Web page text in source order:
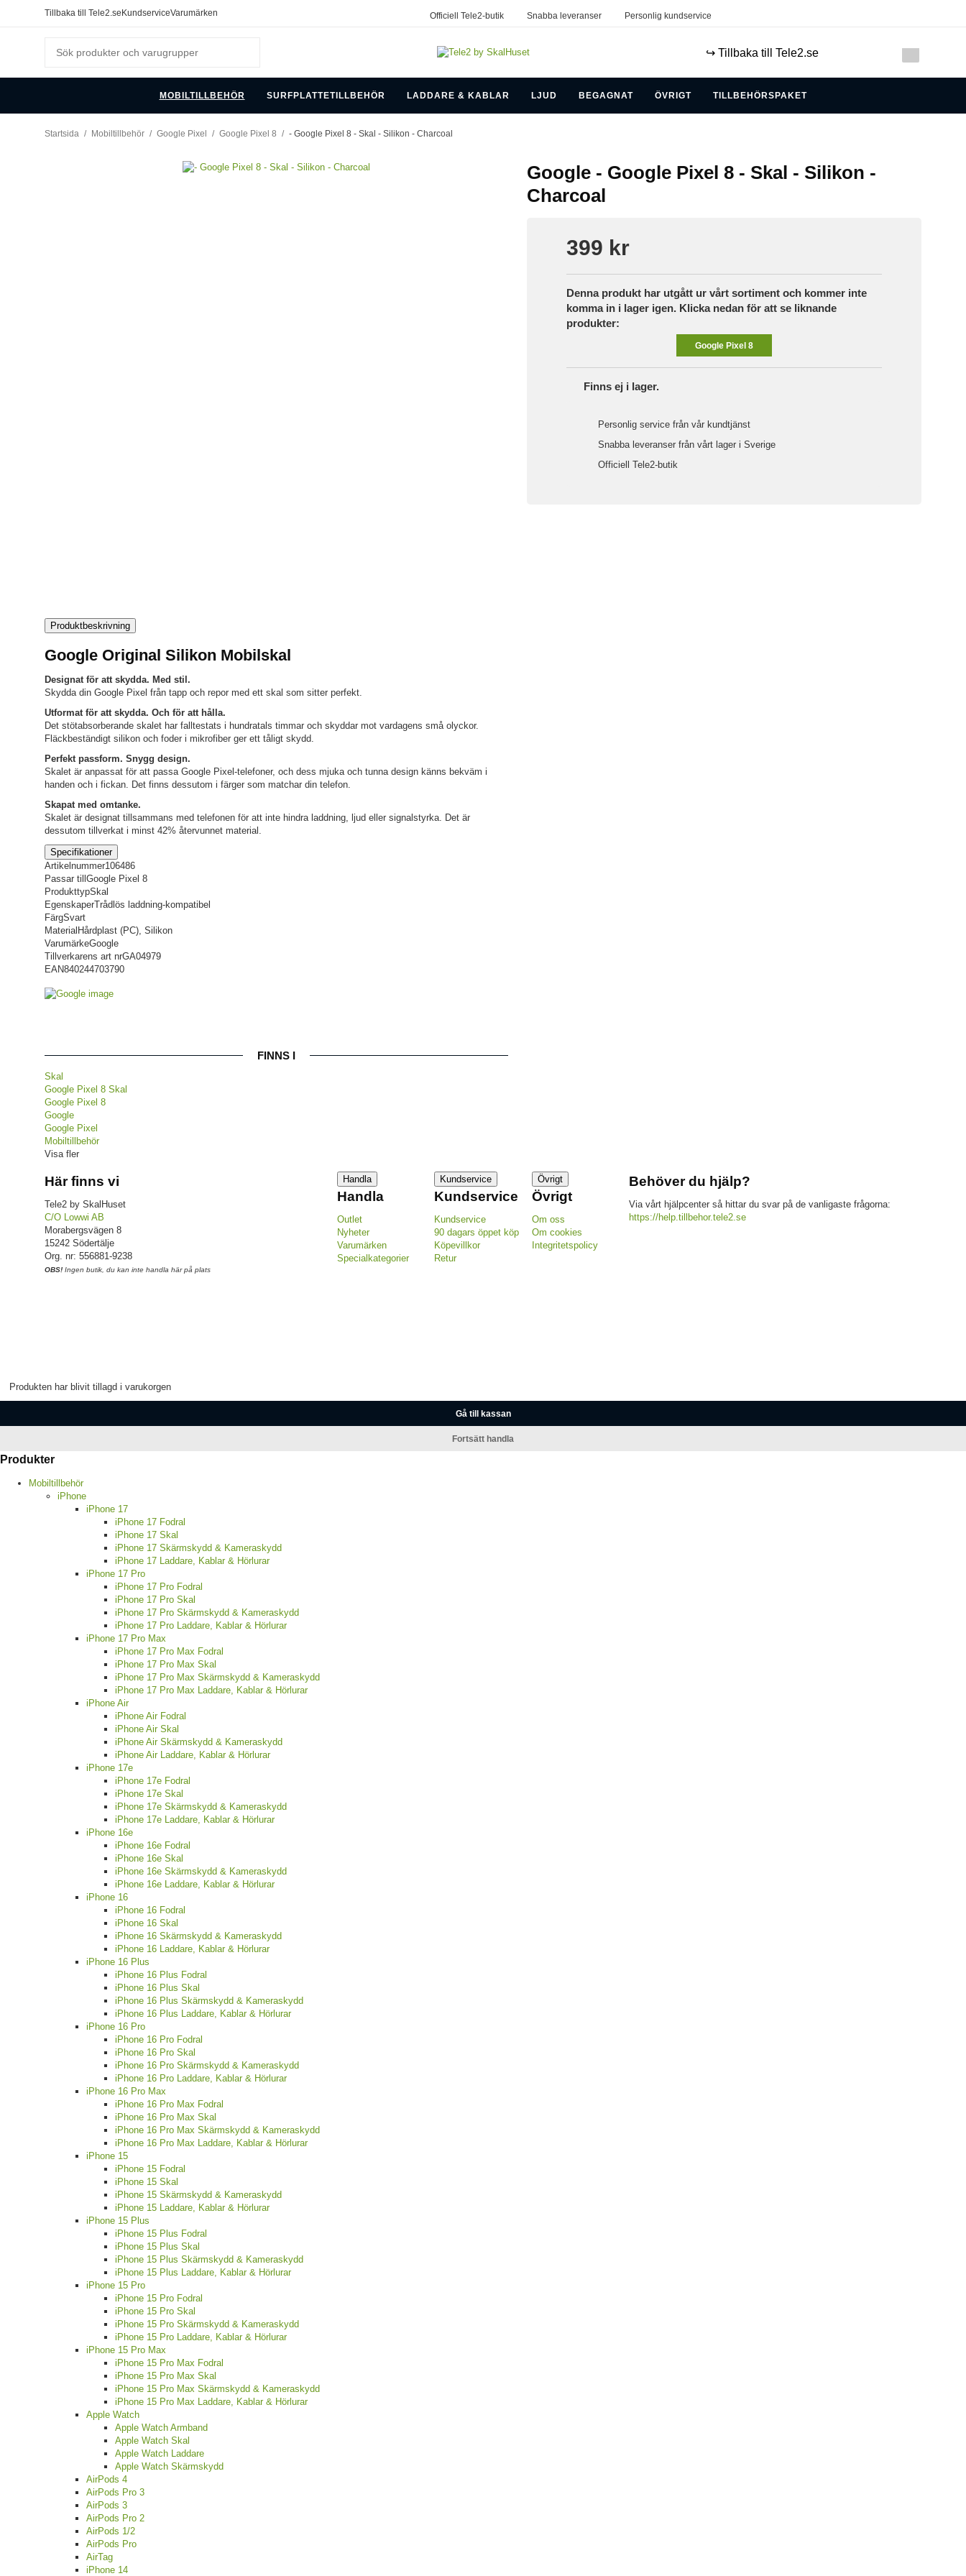
Tillbaka till Tele2.se KundserviceVarumärken Officiell Tele2-butik Snabba leveranser Personlig kundservice
↪️ Tillbaka till Tele2.se
MOBILTILLBEHÖR SURFPLATTETILLBEHÖR LADDARE & KABLAR LJUD BEGAGNAT ÖVRIGT TILLBEHÖRSPAKET
Startsida / Mobiltillbehör / Google Pixel / Google Pixel 8 / - Google Pixel 8 - Skal - Silikon - Charcoal
Google - Google Pixel 8 - Skal - Silikon -
Charcoal
399 kr
Denna produkt har utgått ur vårt sortiment och kommer inte
komma in i lager igen. Klicka nedan för att se liknande
produkter:
Google Pixel 8
Finns ej i lager.
Personlig service från vår kundtjänst
Snabba leveranser från vårt lager i Sverige
Officiell Tele2-butik
Produktbeskrivning
Google Original Silikon Mobilskal
Designat för att skydda. Med stil.
Skydda din Google Pixel från tapp och repor med ett skal som sitter perfekt.
Utformat för att skydda. Och för att hålla.
Det stötabsorberande skalet har falltestats i hundratals timmar och skyddar mot vardagens små olyckor.
Fläckbeständigt silikon och foder i mikrofiber ger ett tåligt skydd.
Perfekt passform. Snygg design.
Skalet är anpassat för att passa Google Pixel-telefoner, och dess mjuka och tunna design känns bekväm i
handen och i fickan. Det finns dessutom i färger som matchar din telefon.
Skapat med omtanke.
Skalet är designat tillsammans med telefonen för att inte hindra laddning, ljud eller signalstyrka. Det är
dessutom tillverkat i minst 42% återvunnet material.
Specifikationer
Artikelnummer106486
Passar till Google Pixel 8
ProdukttypSkal
EgenskaperTrådlös laddning-kompatibel
FärgSvart
Material Hårdplast (PC), Silikon
VarumärkeGoogle
Tillverkarens art nrGA04979
EAN840244703790
FINNS I
Skal
Google Pixel 8 Skal
Google Pixel 8
Google
Google Pixel
Mobiltillbehör
Visa fler
Här finns vi
Tele2 by SkalHuset
C/O Lowwi AB
Morabergsvägen 8
15242 Södertälje
Org. nr: 556881-9238
OBS! Ingen butik, du kan inte handla här på plats
Handla
Handla
Outlet
Nyheter
Varumärken
Specialkategorier
Kundservice
Kundservice
Kundservice
90 dagars öppet köp
Köpevillkor
Retur
Övrigt
Övrigt
Om oss
Om cookies
Integritetspolicy
Behöver du hjälp?
Via vårt hjälpcenter så hittar du svar på de vanligaste frågorna:
https://help.tillbehor.tele2.se
Produkten har blivit tillagd i varukorgen
Gå till kassan
Fortsätt handla
Produkter
Mobiltillbehör
iPhone
iPhone 17
iPhone 17 Fodral
iPhone 17 Skal
iPhone 17 Skärmskydd & Kameraskydd
iPhone 17 Laddare, Kablar & Hörlurar
iPhone 17 Pro
iPhone 17 Pro Fodral
iPhone 17 Pro Skal
iPhone 17 Pro Skärmskydd & Kameraskydd
iPhone 17 Pro Laddare, Kablar & Hörlurar
iPhone 17 Pro Max
iPhone 17 Pro Max Fodral
iPhone 17 Pro Max Skal
iPhone 17 Pro Max Skärmskydd & Kameraskydd
iPhone 17 Pro Max Laddare, Kablar & Hörlurar
iPhone Air
iPhone Air Fodral
iPhone Air Skal
iPhone Air Skärmskydd & Kameraskydd
iPhone Air Laddare, Kablar & Hörlurar
iPhone 17e
iPhone 17e Fodral
iPhone 17e Skal
iPhone 17e Skärmskydd & Kameraskydd
iPhone 17e Laddare, Kablar & Hörlurar
iPhone 16e
iPhone 16e Fodral
iPhone 16e Skal
iPhone 16e Skärmskydd & Kameraskydd
iPhone 16e Laddare, Kablar & Hörlurar
iPhone 16
iPhone 16 Fodral
iPhone 16 Skal
iPhone 16 Skärmskydd & Kameraskydd
iPhone 16 Laddare, Kablar & Hörlurar
iPhone 16 Plus
iPhone 16 Plus Fodral
iPhone 16 Plus Skal
iPhone 16 Plus Skärmskydd & Kameraskydd
iPhone 16 Plus Laddare, Kablar & Hörlurar
iPhone 16 Pro
iPhone 16 Pro Fodral
iPhone 16 Pro Skal
iPhone 16 Pro Skärmskydd & Kameraskydd
iPhone 16 Pro Laddare, Kablar & Hörlurar
iPhone 16 Pro Max
iPhone 16 Pro Max Fodral
iPhone 16 Pro Max Skal
iPhone 16 Pro Max Skärmskydd & Kameraskydd
iPhone 16 Pro Max Laddare, Kablar & Hörlurar
iPhone 15
iPhone 15 Fodral
iPhone 15 Skal
iPhone 15 Skärmskydd & Kameraskydd
iPhone 15 Laddare, Kablar & Hörlurar
iPhone 15 Plus
iPhone 15 Plus Fodral
iPhone 15 Plus Skal
iPhone 15 Plus Skärmskydd & Kameraskydd
iPhone 15 Plus Laddare, Kablar & Hörlurar
iPhone 15 Pro
iPhone 15 Pro Fodral
iPhone 15 Pro Skal
iPhone 15 Pro Skärmskydd & Kameraskydd
iPhone 15 Pro Laddare, Kablar & Hörlurar
iPhone 15 Pro Max
iPhone 15 Pro Max Fodral
iPhone 15 Pro Max Skal
iPhone 15 Pro Max Skärmskydd & Kameraskydd
iPhone 15 Pro Max Laddare, Kablar & Hörlurar
Apple Watch
Apple Watch Armband
Apple Watch Skal
Apple Watch Laddare
Apple Watch Skärmskydd
AirPods 4
AirPods Pro 3
AirPods 3
AirPods Pro 2
AirPods 1/2
AirPods Pro
AirTag
iPhone 14